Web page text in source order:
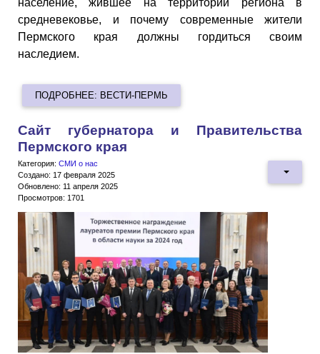
средневековье, и почему современные жители
Пермского края должны гордиться своим
наследием.
ПОДРОБНЕЕ: ВЕСТИ-ПЕРМЬ
Сайт губернатора и Правительства
Пермского края
Категория: СМИ о нас
Создано: 17 февраля 2025
Обновлено: 11 апреля 2025
Просмотров: 1701